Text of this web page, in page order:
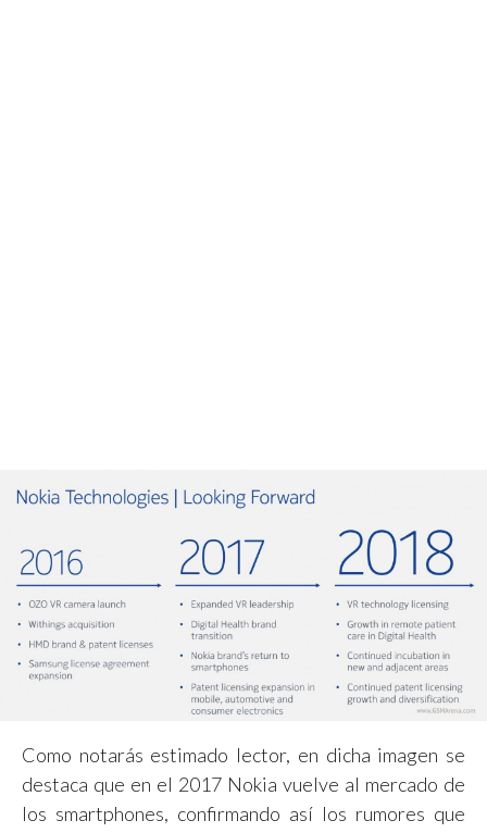
Como notarás estimado lector, en dicha imagen se
destaca que en el 2017 Nokia vuelve al mercado de
los smartphones, confirmando así los rumores que